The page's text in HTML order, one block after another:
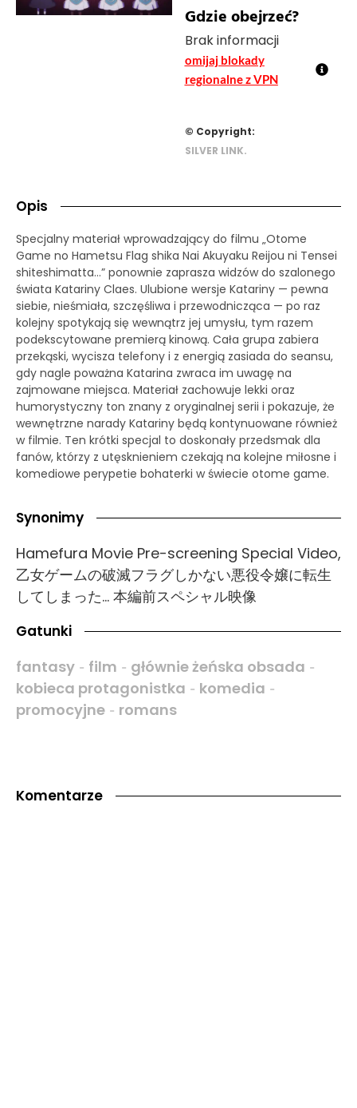
Gdzie obejrzeć?
Brak informacji
omijaj blokady
regionalne z VPN
© Copyright:
SILVER LINK.
Opis
Specjalny materiał wprowadzający do filmu „Otome
Game no Hametsu Flag shika Nai Akuyaku Reijou ni Tensei
shiteshimatta…” ponownie zaprasza widzów do szalonego
świata Katariny Claes. Ulubione wersje Katariny — pewna
siebie, nieśmiała, szczęśliwa i przewodnicząca — po raz
kolejny spotykają się wewnątrz jej umysłu, tym razem
podekscytowane premierą kinową. Cała grupa zabiera
przekąski, wycisza telefony i z energią zasiada do seansu,
gdy nagle poważna Katarina zwraca im uwagę na
zajmowane miejsca. Materiał zachowuje lekki oraz
humorystyczny ton znany z oryginalnej serii i pokazuje, że
wewnętrzne narady Katariny będą kontynuowane również
w filmie. Ten krótki specjal to doskonały przedsmak dla
fanów, którzy z utęsknieniem czekają na kolejne miłosne i
komediowe perypetie bohaterki w świecie otome game.
Synonimy
Hamefura Movie Pre-screening Special Video,
乙女ゲームの破滅フラグしかない悪役令嬢に転生
してしまった… 本編前スペシャル映像
Gatunki
fantasy - film - głównie żeńska obsada -
kobieca protagonistka - komedia -
promocyjne - romans
Komentarze